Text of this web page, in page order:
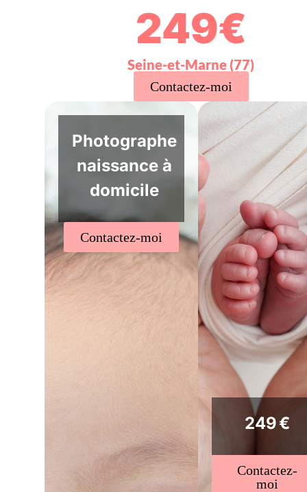
249€
Seine-et-Marne (77)
Contactez-moi
Photographe
naissance à
domicile
Contactez-moi
249 €
Contactez-
moi